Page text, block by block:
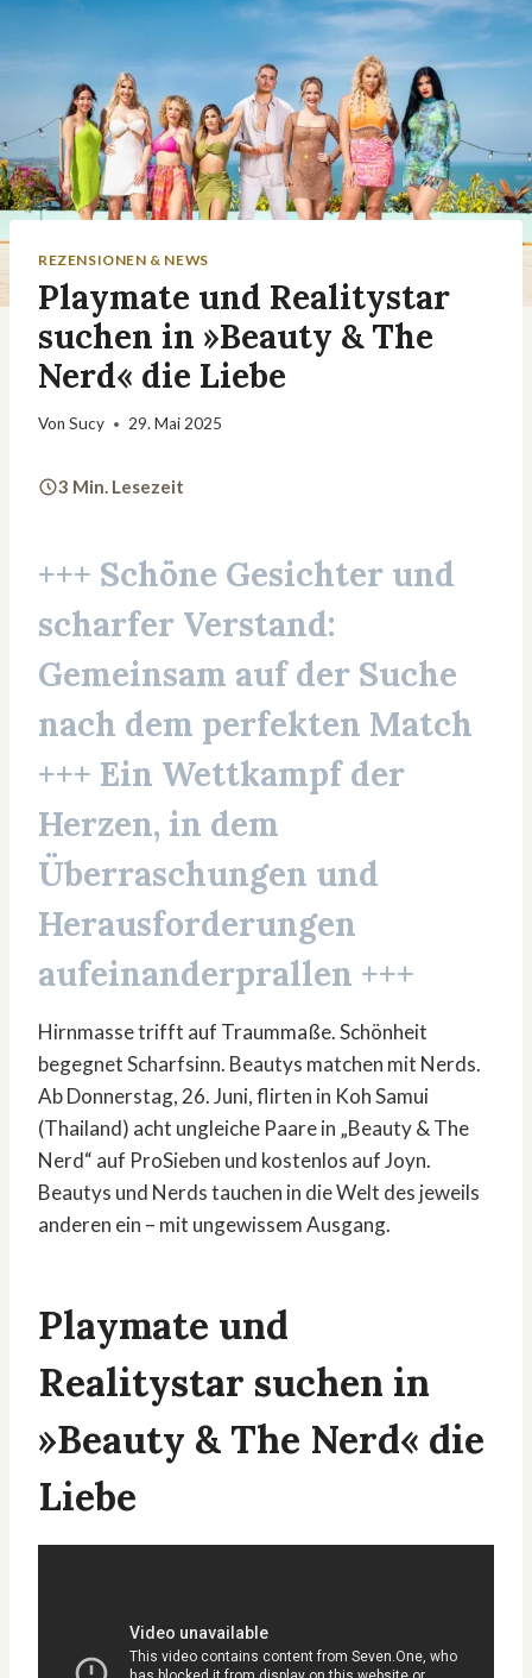
REZENSIONEN & NEWS
Playmate und Realitystar
suchen in »Beauty & The
Nerd« die Liebe
Von Sucy 29. Mai 2025
3 Min. Lesezeit
+++ Schöne Gesichter und
scharfer Verstand:
Gemeinsam auf der Suche
nach dem perfekten Match
+++ Ein Wettkampf der
Herzen, in dem
Überraschungen und
Herausforderungen
aufeinanderprallen +++
Hirnmasse trifft auf Traummaße. Schönheit
begegnet Scharfsinn. Beautys matchen mit Nerds.
Ab Donnerstag, 26. Juni, flirten in Koh Samui
(Thailand) acht ungleiche Paare in „Beauty & The
Nerd“ auf ProSieben und kostenlos auf Joyn.
Beautys und Nerds tauchen in die Welt des jeweils
anderen ein – mit ungewissem Ausgang.
Playmate und
Realitystar suchen in
»Beauty & The Nerd« die
Liebe